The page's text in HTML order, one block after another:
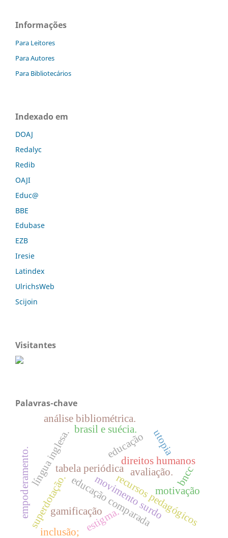
Informações
Para Leitores
Para Autores
Para Bibliotecários
Indexado em
DOAJ
Redalyc
Redib
OAJI
Educ@
BBE
Edubase
EZB
Iresie
Latindex
UlrichsWeb
Scijoin
Visitantes
Palavras-chave
educação
tabela periódica
recursos pedagógicos
língua inglesa. brasil e suécia.
educação comparada
estigma.
direitos humanos
superdotação. motivação
análise bibliométrica.
utopia
avaliação.
gamificaçãomovimento surdo
inclusão;
bncc
empoderamento.